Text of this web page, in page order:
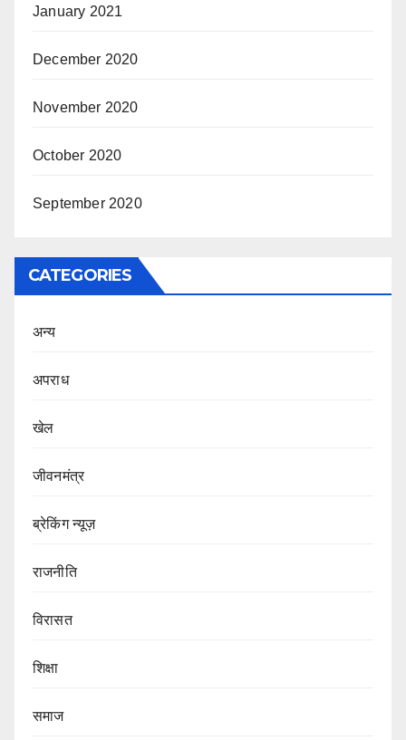
January 2021
December 2020
November 2020
October 2020
September 2020
CATEGORIES
अन्य
अपराध
खेल
जीवनमंत्र
ब्रेकिंग न्यूज़
राजनीति
‍‍विरासत
शिक्षा
समाज